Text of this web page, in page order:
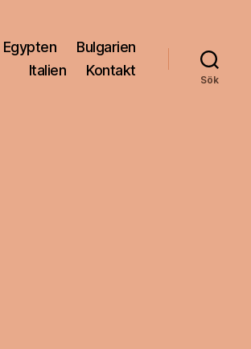
Egypten
Bulgarien
Italien
Kontakt
Sök